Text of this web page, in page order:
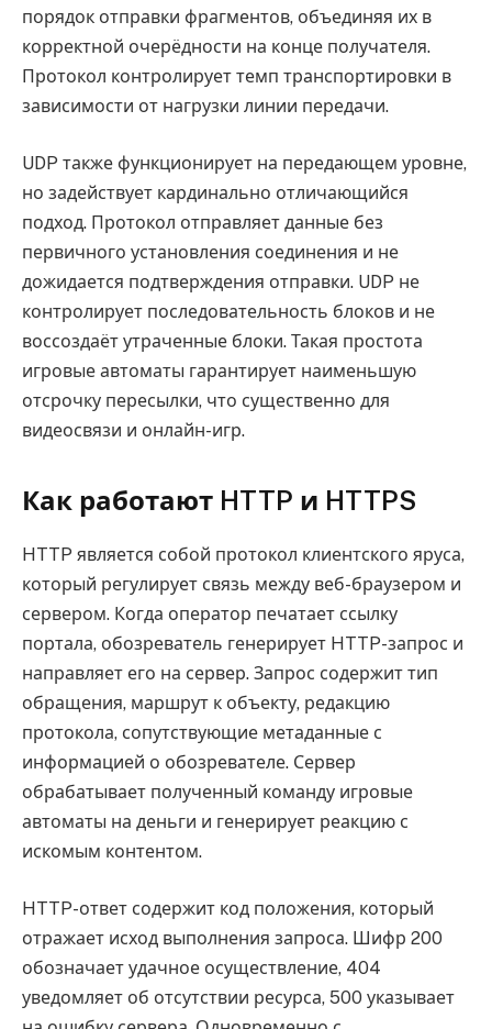
порядок отправки фрагментов, объединяя их в
корректной очерёдности на конце получателя.
Протокол контролирует темп транспортировки в
зависимости от нагрузки линии передачи.
UDP также функционирует на передающем уровне,
но задействует кардинально отличающийся
подход. Протокол отправляет данные без
первичного установления соединения и не
дожидается подтверждения отправки. UDP не
контролирует последовательность блоков и не
воссоздаёт утраченные блоки. Такая простота
игровые автоматы гарантирует наименьшую
отсрочку пересылки, что существенно для
видеосвязи и онлайн-игр.
Как работают HTTP и HTTPS
HTTP является собой протокол клиентского яруса,
который регулирует связь между веб-браузером и
сервером. Когда оператор печатает ссылку
портала, обозреватель генерирует HTTP-запрос и
направляет его на сервер. Запрос содержит тип
обращения, маршрут к объекту, редакцию
протокола, сопутствующие метаданные с
информацией о обозревателе. Сервер
обрабатывает полученный команду игровые
автоматы на деньги и генерирует реакцию с
искомым контентом.
HTTP-ответ содержит код положения, который
отражает исход выполнения запроса. Шифр 200
обозначает удачное осуществление, 404
уведомляет об отсутствии ресурса, 500 указывает